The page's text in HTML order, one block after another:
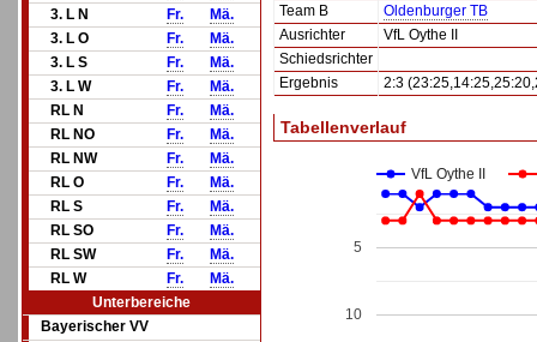
3. L N
Fr.
Mä.
3. L O
Fr.
Mä.
3. L S
Fr.
Mä.
3. L W
Fr.
Mä.
RL N
Fr.
Mä.
RL NO
Fr.
Mä.
RL NW
Fr.
Mä.
RL O
Fr.
Mä.
RL S
Fr.
Mä.
RL SO
Fr.
Mä.
RL SW
Fr.
Mä.
RL W
Fr.
Mä.
Unterbereiche
Bayerischer VV
Team B
Oldenburger TB
Ausrichter
VfL Oythe II
Schiedsrichter
Ergebnis
2:3
Tabellenverlauf
VfL Oythe II
5
10